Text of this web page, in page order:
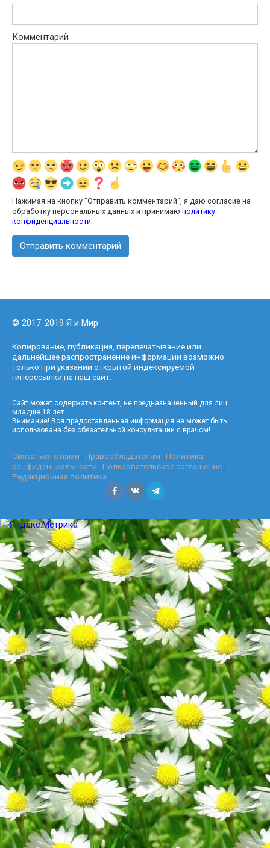
Комментарий
Нажимая на кнопку "Отправить комментарий", я даю согласие на
обработку персональных данных и принимаю политику
конфиденциальности.
© 2017-2019 Я и Мир
Копирование, публикация, перепечатывание или
дальнейшее распространение информации возможно
только при указании открытой индексируемой
гиперссылки на наш сайт.
Сайт может содержать контент, не предназначенный для лиц
младше 18 лет.
Внимание! Вся предоставленная информация не может быть
использована без обязательной консультации с врачом!
Связаться с нами Правообладателям
Политика
конфиденциальности
Пользовательское соглашение
Редакционная политика